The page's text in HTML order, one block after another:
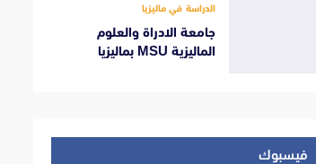
الدراسة في ماليزيا
جامعة الادراة والعلوم
الماليزية MSU بماليزيا
فيسبوك